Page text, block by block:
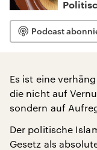
Podcast
Es ist eine
die nicht auf
sondern auf
Der politische
Gesetz als